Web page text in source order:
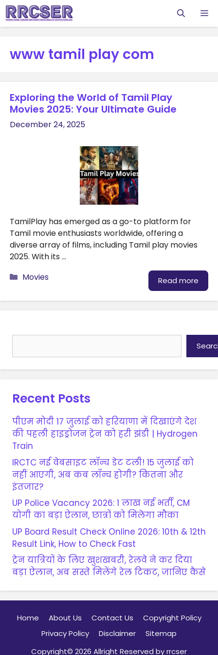
Skip
to
content
www tamil play com
Exploring the World of Tamil Play
Movies 2025: Your Ultimate Guide
December 24, 2025
TamilPlay has emerged as a go-to platform for
Tamil movie enthusiasts worldwide, offering a
diverse array of films, including Tamil play movies
2025. With its …
Read more
Categories
Movies
Recent Posts
पीएम मोदी 17 जुलाई को हरियाणा में दिखाएंगे देश
की पहली हाइड्रोजन ट्रेन को हरी झंडी | Hydrogen
Train
IRCTC नई वेबसाइट लॉन्च डेट टली! 15 जुलाई को
नहीं आएगी, अब कब लॉन्च होगी? कितना और
इंतजार?
UP Police Vacancy 2026: 1 लाख नई भर्ती, CM
योगी का बड़ा ऐलान, छात्रों को मिलेगा मौका
UP Board Result Check Online 2026: 10th & 12th
Result Link, How to Check Fast
ट्रेन यात्रियों के लिए खुशखबरी, रेलवे ने कर दिया
बड़ा ऐलान, अब सस्ते मिलेंगे रेल टिकट, जानिए कैसे
Home About Us Contact Us
Copyright Policy
Privacy Policy
Disclaimer
Sitemap
Copyright© 2026 Allright Reserved by rrcser